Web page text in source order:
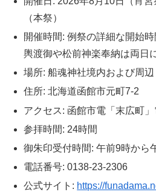
（本祭）
開催時間: 例祭の詳細な開始
輿渡御や松前神楽奉納は両日
場所: 船魂神社境内および周辺
住所: 北海道函館市元町7-2
アクセス: 函館市電「末広町
参拝時間: 24時間
御朱印受付時間: 午前9時から
電話番号: 0138-23-2306
公式サイト: https://